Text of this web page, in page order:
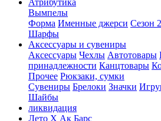
Вымпелы
Форма Именные джерси Сезон
Шарфы
Аксессуары и сувениры
Аксессуары Чехлы Автотовары
принадлежности Канцтовары
Прочее Рюкзаки, сумки
Сувениры Брелоки Значки
Шайбы
ликвидация
Лето Х Ак Барс